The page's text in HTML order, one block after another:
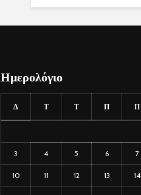
Ημερολόγιο
Δ Τ Τ Π Π
3 4 5 6 7
10 11 12 13 14